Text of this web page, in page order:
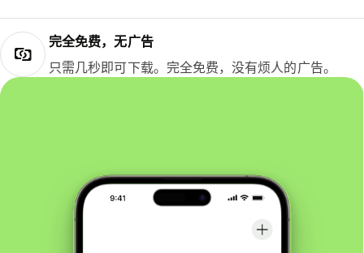
完全免费，无广告
只需几秒即可下载。完全免费，没有烦人的广告。